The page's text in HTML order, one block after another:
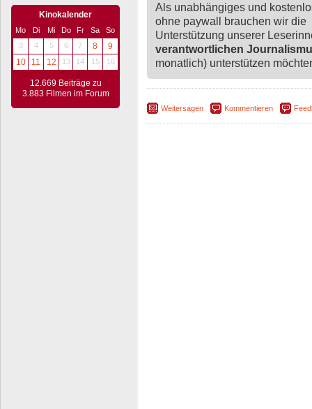
Kinokalender
Mo Di Mi Do Fr Sa
So
3
4 5 6 7 8
9
10
11 12 13 14 15 16
12.669 Beiträge zu
3.883 Filmen im Forum
Als unabhängiges und
ohne paywall brauchen wir die
Unterstützung unserer
verantwortlichen
monatlich) unterstützen
Weitersagen Kommentieren